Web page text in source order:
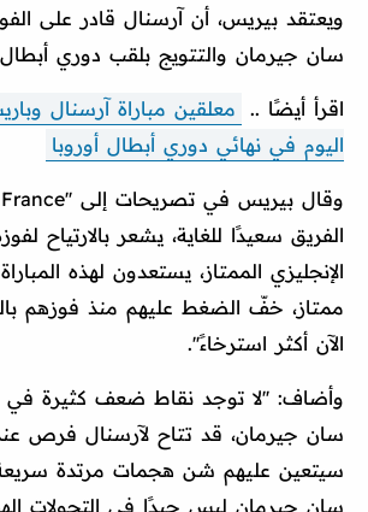
ويعتقد بيريس، أن آرسنال قادر على
سان جيرمان والتتويج بلقب دوري أبطال
اقرأ أيضًا ..
معلقين مباراة آرسنال
اليوم في نهائي دوري أبطال أوروبا
الفريق سعيدًا للغاية، يشعر بالارتياح
الإنجليزي الممتاز، يستعدون لهذه
ممتاز، خفّ الضغط عليهم منذ فوزهم
الآن أكثر استرخاءً''.
وأضاف: ''لا توجد نقاط ضعف كثيرة
سان جيرمان، قد تتاح لآرسنال فرص عند
سيتعين عليهم شن هجمات مرتدة
سان جيرمان ليس جيدًا في التحولات